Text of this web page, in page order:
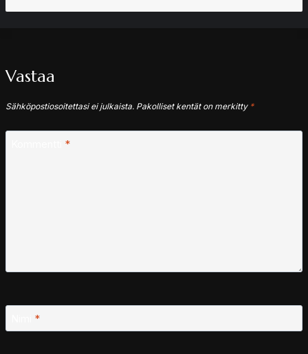
Vastaa
Sähköpostiosoitettasi ei julkaista. Pakolliset kentät on merkitty *
*
*